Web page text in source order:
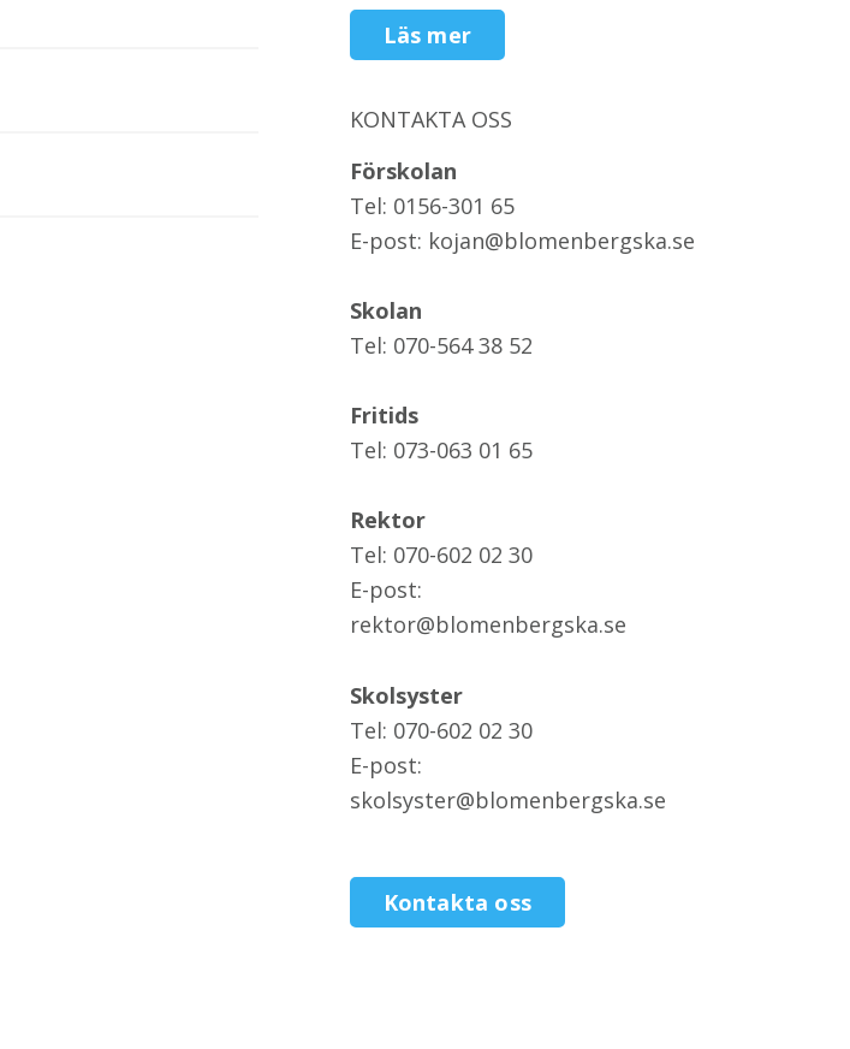
Läs mer
KONTAKTA OSS
Förskolan
Tel: 0156-301 65
E-post: kojan@blomenbergska.se
Skolan
Tel: 070-564 38 52
Fritids
Tel: 073-063 01 65
Rektor
Tel: 070-602 02 30
E-post:
rektor@blomenbergska.se
Skolsyster
Tel: 070-602 02 30
E-post:
skolsyster@blomenbergska.se
Kontakta oss